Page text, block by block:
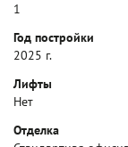
1
Год постройки
2025 г.
Лифты
Нет
Отделка